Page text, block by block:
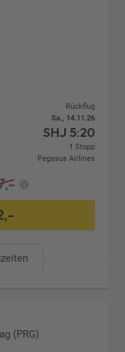
Rückflug
Sa., 14.11.26
SHJ 5:20
1 Stopp
Pegasus Airlines
(PRG)